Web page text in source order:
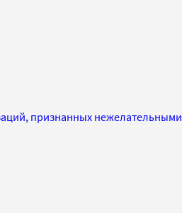
признанных нежелательными